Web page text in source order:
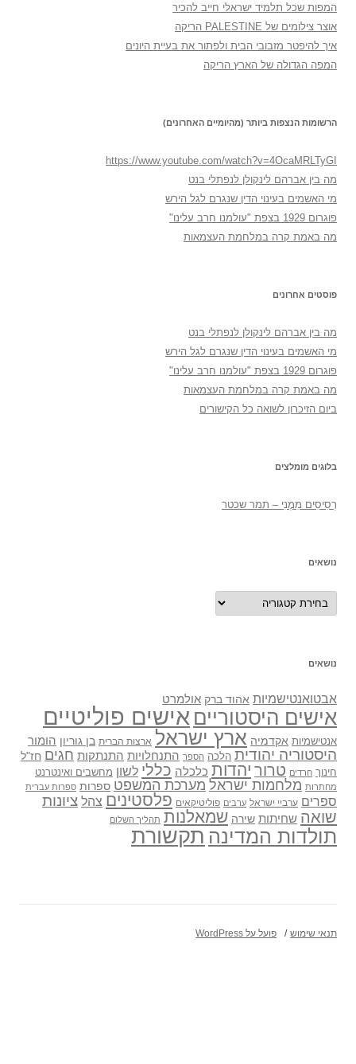
המפות שכל תלמיד ישראלי חייב להכיר
אוצר צילומים של PALESTINE הריקה
איך להיפטר מזבובי הבית ולפתור את בעיית היונים
המפה הגדולה של הארץ הריקה
הרשומות הנצפות ביותר (מהיומיים האחרונים)
https://www.youtube.com/watch?v=4OcaMRLTyGI
מה בין אברהם לינקולן לנפתלי בנט
מי האשמים בעינוי הדין שנגרם לגל הירש
פוגרום 1929 בצפת "עולמנו חרב עלינו"
מה באמת קרה במלחמת העצמאות
פוסטים אחרונים
מה בין אברהם לינקולן לנפתלי בנט
מי האשמים בעינוי הדין שנגרם לגל הירש
פוגרום 1929 בצפת "עולמנו חרב עלינו"
מה באמת קרה במלחמת העצמאות
ביום הזיכרון לשואה כל הקישורים
בלוגים מומלצים
רְסִיסִים מִמֶנִי – תמר שכטר
נושאים
נושאים
נושאים
אבטואנטישמיות אהוד ברק אולמרט
אישים היסטוריים אישים פוליטיים
אנטישמיות אקדמיה ארץ ישראל ארצות הברית בן גוריון הומור
היסטוריה יהודית הלכה הספר התנחלויות התנתקות חגים חז"ל
חינוך חרדים טרור יהדות כלכלה כללי לשון מחשבים ואינטרנט
מחתרות מלחמות ישראל מערכת המשפט ספרות ספרות עברית
ספרים ערביי ישראל ערבים פוליטיקאים פלסטינים צהל ציונות
שואה שחיתות שירה שמאלנות תהליך השלום
תולדות המדינה תקשורת
תנאי שימוש פועל על WordPress